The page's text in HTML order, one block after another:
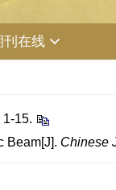
刊在线
15.
Beam[J]. Chinese